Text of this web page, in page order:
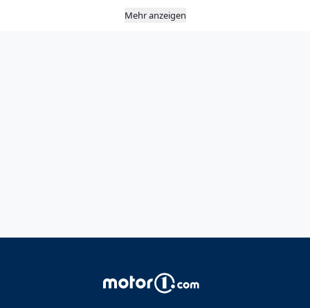
Mehr anzeigen